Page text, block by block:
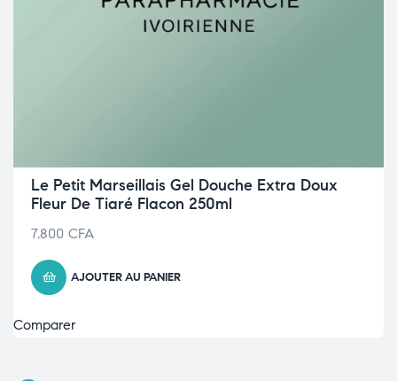
Le Petit Marseillais Gel Douche Extra Doux
Fleur De Tiaré Flacon 250ml
7.800 CFA
AJOUTER AU PANIER
Comparer